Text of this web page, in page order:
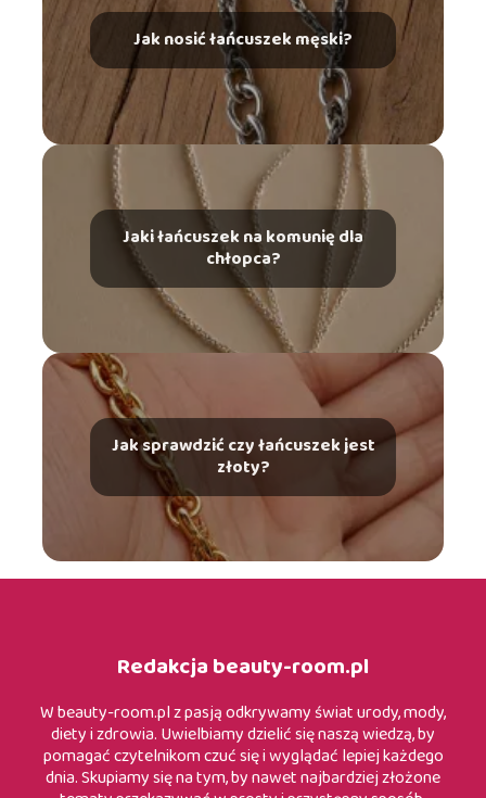
Jak nosić łańcuszek męski?
Jaki łańcuszek na komunię dla
chłopca?
Jak sprawdzić czy łańcuszek jest
złoty?
Redakcja beauty-room.pl
W beauty-room.pl z pasją odkrywamy świat urody, mody,
diety i zdrowia. Uwielbiamy dzielić się naszą wiedzą, by
pomagać czytelnikom czuć się i wyglądać lepiej każdego
dnia. Skupiamy się na tym, by nawet najbardziej złożone